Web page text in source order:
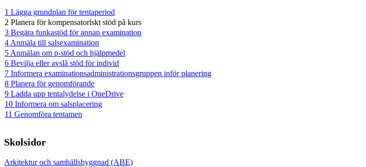
1 Lägga grundplan för tentaperiod
2 Planera för kompensatoriskt stöd på kurs
3 Begära funkastöd för annan examination
4 Anmäla till salsexamination
5 Anmälan om p-stöd och hjälpmedel
6 Bevilja eller avslå stöd för individ
7 Informera examinationsadministrationsgruppen inför planering
8 Planera för genomförande
9 Ladda upp tentalydelse i OneDrive
10 Informera om salsplacering
11 Genomföra tentamen
Skolsidor
Arkitektur och samhällsbyggnad (ABE)